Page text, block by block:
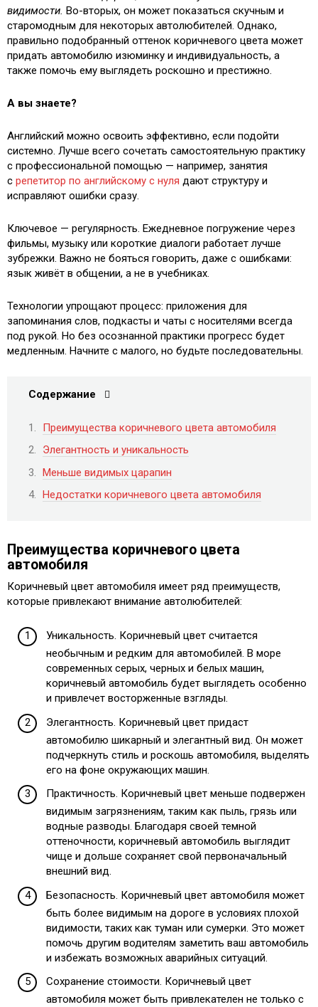
видимости. Во-вторых, он может показаться скучным и
старомодным для некоторых автолюбителей. Однако,
правильно подобранный оттенок коричневого цвета может
придать автомобилю изюминку и индивидуальность, а
также помочь ему выглядеть роскошно и престижно.
А вы знаете?
Английский можно освоить эффективно, если подойти
системно. Лучше всего сочетать самостоятельную практику
с профессиональной помощью — например, занятия
с репетитор по английскому с нуля дают структуру и
исправляют ошибки сразу.
Ключевое — регулярность. Ежедневное погружение через
фильмы, музыку или короткие диалоги работает лучше
зубрежки. Важно не бояться говорить, даже с ошибками:
язык живёт в общении, а не в учебниках.
Технологии упрощают процесс: приложения для
запоминания слов, подкасты и чаты с носителями всегда
под рукой. Но без осознанной практики прогресс будет
медленным. Начните с малого, но будьте последовательны.
Содержание
Преимущества коричневого цвета автомобиля
Элегантность и уникальность
Меньше видимых царапин
Недостатки коричневого цвета автомобиля
Преимущества коричневого цвета
автомобиля
Коричневый цвет автомобиля имеет ряд преимуществ,
которые привлекают внимание автолюбителей:
Уникальность. Коричневый цвет считается
необычным и редким для автомобилей. В море
современных серых, черных и белых машин,
коричневый автомобиль будет выглядеть особенно
и привлечет восторженные взгляды.
Элегантность. Коричневый цвет придаст
автомобилю шикарный и элегантный вид. Он может
подчеркнуть стиль и роскошь автомобиля, выделять
его на фоне окружающих машин.
Практичность. Коричневый цвет меньше подвержен
видимым загрязнениям, таким как пыль, грязь или
водные разводы. Благодаря своей темной
оттеночности, коричневый автомобиль выглядит
чище и дольше сохраняет свой первоначальный
внешний вид.
Безопасность. Коричневый цвет автомобиля может
быть более видимым на дороге в условиях плохой
видимости, таких как туман или сумерки. Это может
помочь другим водителям заметить ваш автомобиль
и избежать возможных аварийных ситуаций.
Сохранение стоимости. Коричневый цвет
автомобиля может быть привлекателен не только с